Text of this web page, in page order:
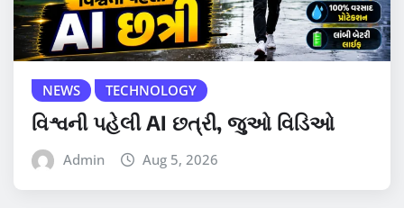
NEWS TECHNOLOGY
વિશ્વની પહેલી AI છત્રી, જુઓ વિડિઓ
Admin Aug 5, 2026